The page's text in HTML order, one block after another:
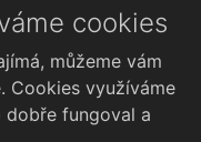
Česky
cookies
můžeme vám
Cookies využíváme
dobře fungoval a